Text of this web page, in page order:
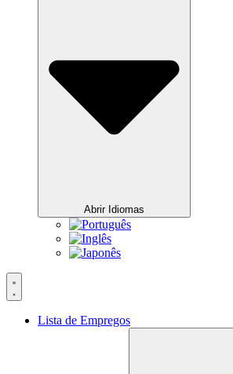
Abrir Idiomas
Lista de Empregos